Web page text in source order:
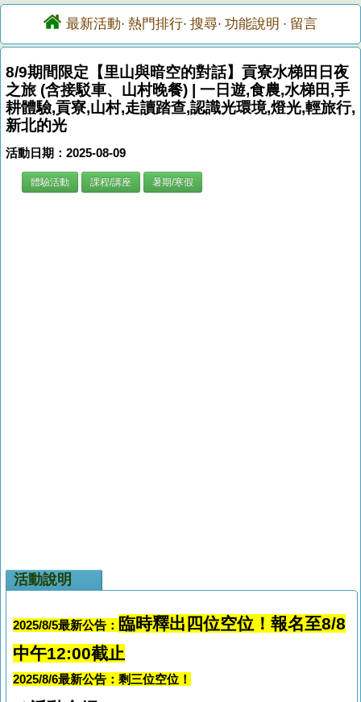
最新活動· 熱門排行· 搜尋· 功能說明 · 留言
8/9期間限定【里山與暗空的對話】貢寮水梯田日夜
之旅 (含接駁車、山村晚餐) | 一日遊,食農,水梯田,手
耕體驗,貢寮,山村,走讀踏查,認識光環境,燈光,輕旅行,
新北的光
活動日期：2025-08-09
體驗活動 課程/講座 暑期/寒假
活動說明
2025/8/5最新公告： 臨時釋出四位空位！報名至8/8
中午12:00截止
2025/8/6最新公告：剩三位空位！